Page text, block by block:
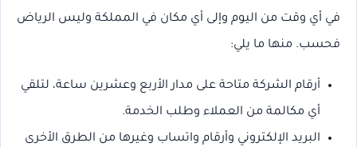
في أي وقت من اليوم وإلى أي مكان في المملكة وليس الرياض
فحسب. منها ما يلي:
أرقام الشركة متاحة على مدار الأربع وعشرين ساعة، لتلقي
أي مكالمة من العملاء وطلب الخدمة.
البريد الإلكتروني وأرقام واتساب وغيرها من الطرق الأخرى